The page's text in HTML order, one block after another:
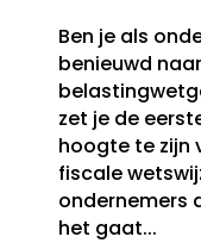
Ben je als
benieuwd
zet je de
hoogte te zijn
fiscale
ondernemers
het gaat...